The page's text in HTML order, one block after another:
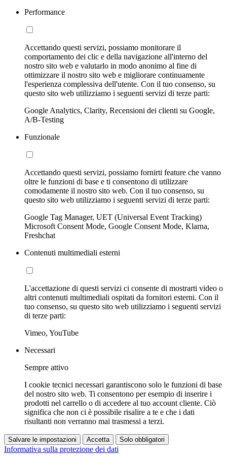
Performance
Accettando questi servizi, possiamo monitorare il
comportamento dei clic e della navigazione all'interno del
nostro sito web e valutarlo in modo anonimo al fine di
ottimizzare il nostro sito web e migliorare continuamente
l'esperienza complessiva dell'utente. Con il tuo consenso, su
questo sito web utilizziamo i seguenti servizi di terze parti:
Google Analytics, Clarity, Recensioni dei clienti su Google,
A/B-Testing
Funzionale
Accettando questi servizi, possiamo fornirti feature che vanno
oltre le funzioni di base e ti consentono di utilizzare
comodamente il nostro sito web. Con il tuo consenso, su
questo sito web utilizziamo i seguenti servizi di terze parti:
Google Tag Manager, UET (Universal Event Tracking)
Microsoft Consent Mode, Google Consent Mode, Klarna,
Freshchat
Contenuti multimediali esterni
L'accettazione di questi servizi ci consente di mostrarti video o
altri contenuti multimediali ospitati da fornitori esterni. Con il
tuo consenso, su questo sito web utilizziamo i seguenti servizi
di terze parti:
Vimeo, YouTube
Necessari
Sempre attivo
I cookie tecnici necessari garantiscono solo le funzioni di base
del nostro sito web. Ti consentono per esempio di inserire i
prodotti nel carrello o di accedere al tuo account cliente. Ciò
significa che non ci è possibile risalire a te e che i dati
risultanti non verranno mai trasmessi a terzi.
Salvare le impostazioni Accetta Solo obbligatori
Informativa sulla protezione dei dati